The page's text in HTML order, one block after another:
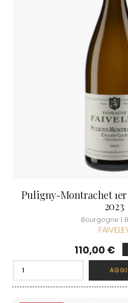
Puligny-Montrachet
2023
Bourgogne |
Prezzo
110,00 €